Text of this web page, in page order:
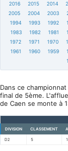
2016
2015 2014
2005
2004 2003
1994
1993 1992
1983
1982 1981
1972
1971 1970
1961
1960 1959
Dans ce
final de 5ème.
de Caen se monte à
DIVISION CLASSEMENT
D2 5